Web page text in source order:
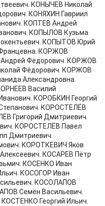
КОНЫЧЕВ Николай
КОНЯХИН Гавриил
КОПТЕВ Андрей
КОПЫЛОВ Кузьма
КОПЫТОВ Юрий
КОРЖОВ
Фёдорович. КОРЖОВ
Фёдорович. КОРЖОВ
Александровна.
Василий
КОРОБКИН Георгий
КОРОСТЕЛЁВ
Григорий Дмитриевич.
КОРОСТЕЛЁВ Павел
Дмитриевич.
КОРОТКЕВИЧ Яков
КОСАРЕВ Пётр
КОСЕНКО Иван
КОСОГОР Иван
КОСОЛАПОВ
Семён Васильевич.
Георгий Ильич.